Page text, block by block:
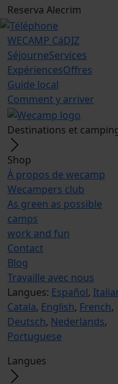
Reserva Alecrim
WECAMP CáDIZ
SéjourneServices
ExpériencesOffres
Guide local
Comment y arriver
Destinations et
Shop
À propos de wecamp
Wecampers club
As green as possible
camps
work and fun
Contact
Blog
Travaille avec nous
Langues: Español,
Catala, English, French,
Deutsch, Nederlands,
Portuguese
Langues